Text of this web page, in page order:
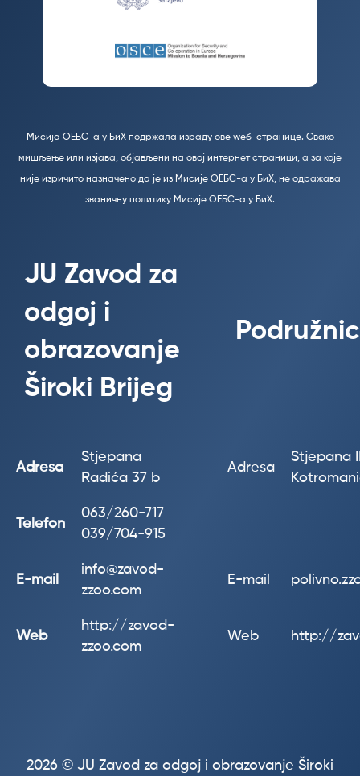
Мисија ОЕБС-а у БиХ подржала израду ове wеб-странице. Свако
мишљење или изјава, објављени на овој интернет страници, а за које
није изричито назначено да је из Мисије ОЕБС-а у БиХ, не одражава
званичну политику Мисије ОЕБС-а у БиХ.
JU Zavod za
odgoj i
obrazovanje
Široki Brijeg
Adresa
Stjepana
Radića 37 b
Adresa
Stjepana
Telefon
063/260-717
039/704-915
E-mail
info@zavod-
zzoo.com
E-mail
Web
http://zavod-
zzoo.com
Web http://
2026 © JU Zavod za odgoj i obrazovanje Široki